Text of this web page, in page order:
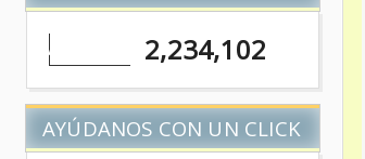
2,234,102
AYÚDANOS CON UN CLICK